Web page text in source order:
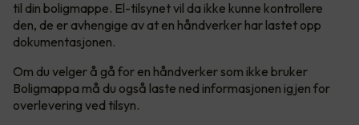
til din boligmappe. El-tilsynet vil da ikke kunne kontrollere
den, de er avhengige av at en håndverker har lastet opp
dokumentasjonen.
Om du velger å gå for en håndverker som ikke bruker
Boligmappa må du også laste ned informasjonen igjen for
overlevering ved tilsyn.